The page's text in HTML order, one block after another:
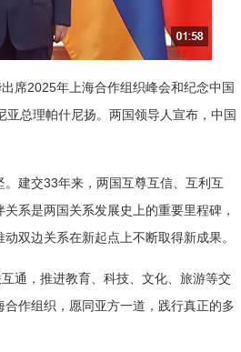
席2025年上海合作组织峰会和纪念中国
总理帕什尼扬。两国领导人宣布，中国
建交33年来，两国互尊互信、互利互
系是两国关系发展史上的重要里程碑，
双边关系在新起点上不断取得新成果。
通，推进教育、科技、文化、旅游等交
作组织，愿同亚方一道，践行真正的多